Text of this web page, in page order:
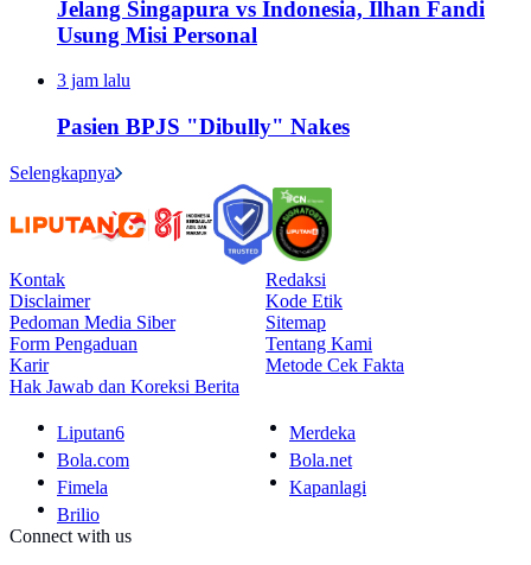
Jelang Singapura vs Indonesia, Ilhan Fandi
Usung Misi Personal
3 jam lalu
Pasien BPJS "Dibully" Nakes
Selengkapnya
Kontak
Redaksi
Disclaimer
Kode Etik
Pedoman Media Siber
Sitemap
Form Pengaduan
Tentang Kami
Karir
Metode Cek Fakta
Hak Jawab dan Koreksi Berita
Liputan6
Merdeka
Bola.com
Bola.net
Fimela
Kapanlagi
Brilio
Connect with us